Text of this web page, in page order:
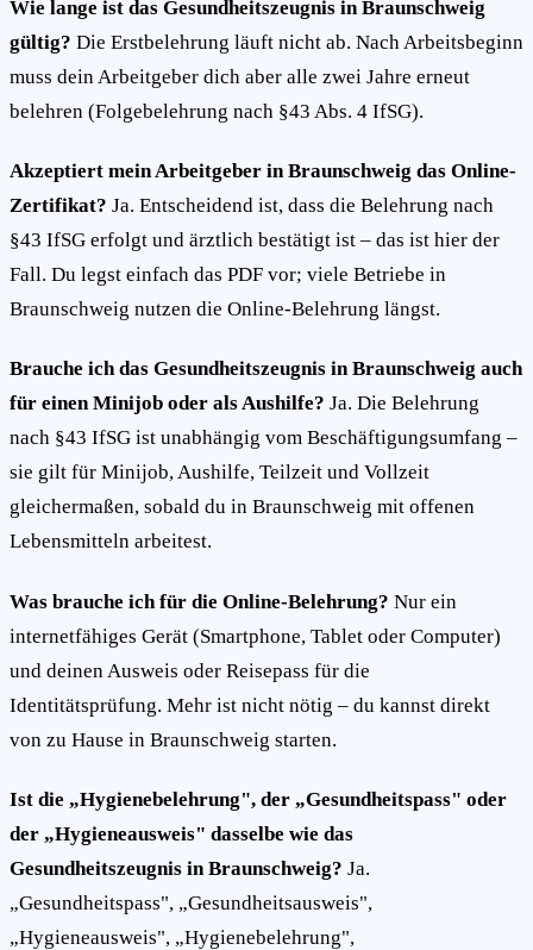
Wie lange ist das Gesundheitszeugnis in Braunschweig
gültig? Die Erstbelehrung läuft nicht ab. Nach Arbeitsbeginn
muss dein Arbeitgeber dich aber alle zwei Jahre erneut
belehren (Folgebelehrung nach §43 Abs. 4 IfSG).
Akzeptiert mein Arbeitgeber in Braunschweig das Online-
Zertifikat? Ja. Entscheidend ist, dass die Belehrung nach
§43 IfSG erfolgt und ärztlich bestätigt ist – das ist hier der
Fall. Du legst einfach das PDF vor; viele Betriebe in
Braunschweig nutzen die Online-Belehrung längst.
Brauche ich das Gesundheitszeugnis in Braunschweig auch
für einen Minijob oder als Aushilfe? Ja. Die Belehrung
nach §43 IfSG ist unabhängig vom Beschäftigungsumfang –
sie gilt für Minijob, Aushilfe, Teilzeit und Vollzeit
gleichermaßen, sobald du in Braunschweig mit offenen
Lebensmitteln arbeitest.
Was brauche ich für die Online-Belehrung? Nur ein
internetfähiges Gerät (Smartphone, Tablet oder Computer)
und deinen Ausweis oder Reisepass für die
Identitätsprüfung. Mehr ist nicht nötig – du kannst direkt
von zu Hause in Braunschweig starten.
Ist die „Hygienebelehrung", der „Gesundheitspass" oder
der „Hygieneausweis" dasselbe wie das
Gesundheitszeugnis in Braunschweig? Ja.
„Gesundheitspass", „Gesundheitsausweis",
„Hygieneausweis", „Hygienebelehrung",